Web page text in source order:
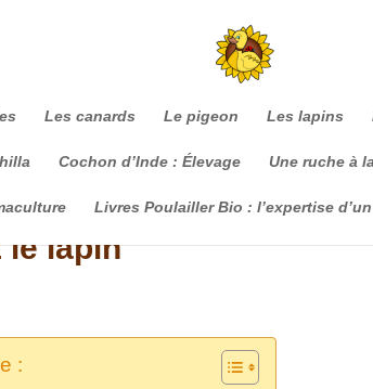
Les canards Le pigeon Les lapins
Cochon d’Inde : Élevage Une ruche à
Livres Poulailler Bio : l’expertise
le lapin
: